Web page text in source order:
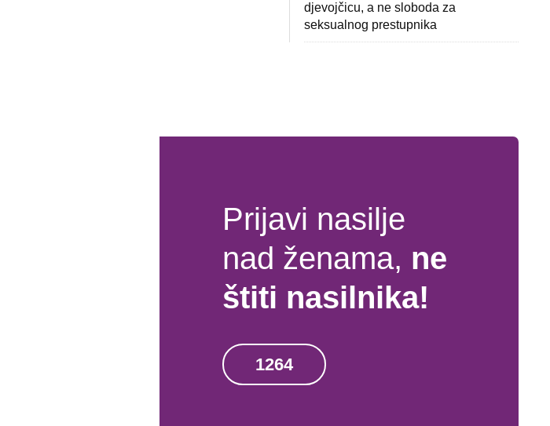
djevojčicu, a ne sloboda za
seksualnog prestupnika
Prijavi nasilje
nad ženama, ne
štiti nasilnika!
1264